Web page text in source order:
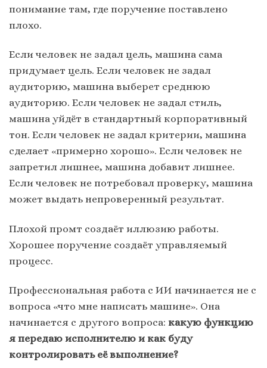
понимание там, где поручение поставлено
плохо.
Если человек не задал цель, машина сама
придумает цель. Если человек не задал
аудиторию, машина выберет среднюю
аудиторию. Если человек не задал стиль,
машина уйдёт в стандартный корпоративный
тон. Если человек не задал критерии, машина
сделает «примерно хорошо». Если человек не
запретил лишнее, машина добавит лишнее.
Если человек не потребовал проверку, машина
может выдать непроверенный результат.
Плохой промт создаёт иллюзию работы.
Хорошее поручение создаёт управляемый
процесс.
Профессиональная работа с ИИ начинается не с
вопроса «что мне написать машине». Она
начинается с другого вопроса: какую функцию
я передаю исполнителю и как буду
контролировать её выполнение?